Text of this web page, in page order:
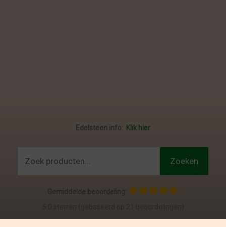
Edelsteen info: Klik hier
Zoeken